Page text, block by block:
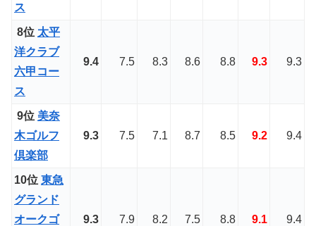
ス
8位 太平
洋クラブ
六甲コー
ス
9.4 7.5 8.3 8.6 8.8 9.3 9.3
9位 美奈
木ゴルフ
倶楽部
9.3 7.5 7.1 8.7 8.5 9.2 9.4
10位 東急
グランド
オークゴ
9.3 7.9 8.2 7.5 8.8 9.1 9.4